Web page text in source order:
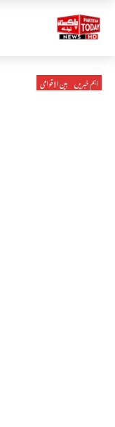
اہم خبریں بین الاقوامی